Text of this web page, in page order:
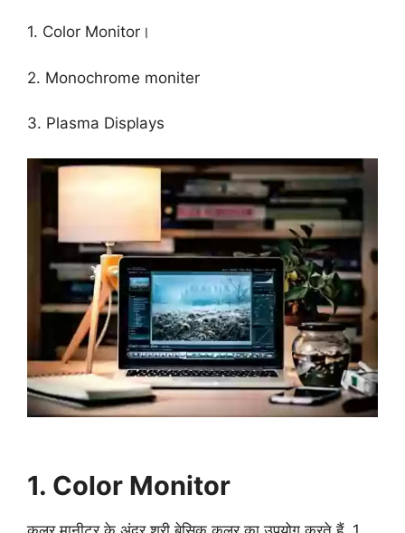
1. Color Monitor।
2. Monochrome moniter
3. Plasma Displays
1. Color Monitor